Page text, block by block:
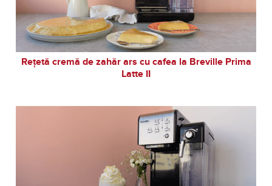
Rețetă cremă de zahăr ars cu cafea la Breville Prima
Latte II